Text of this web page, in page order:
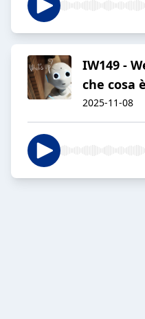
IW149 -
che cosa
2025-11-08